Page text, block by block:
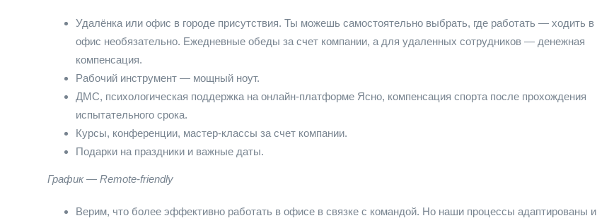
Удалёнка или офис в городе присутствия. Ты можешь самостоятельно выбрать, где работать — ходить в
офис необязательно. Ежедневные обеды за счет компании, а для удаленных сотрудников — денежная
компенсация.
Рабочий инструмент — мощный ноут.
ДМС, психологическая поддержка на онлайн-платформе Ясно, компенсация спорта после прохождения
испытательного срока.
Курсы, конференции, мастер-классы за счет компании.
Подарки на праздники и важные даты.
График — Remote-friendly
Верим, что более эффективно работать в офисе в связке с командой. Но наши процессы адаптированы и